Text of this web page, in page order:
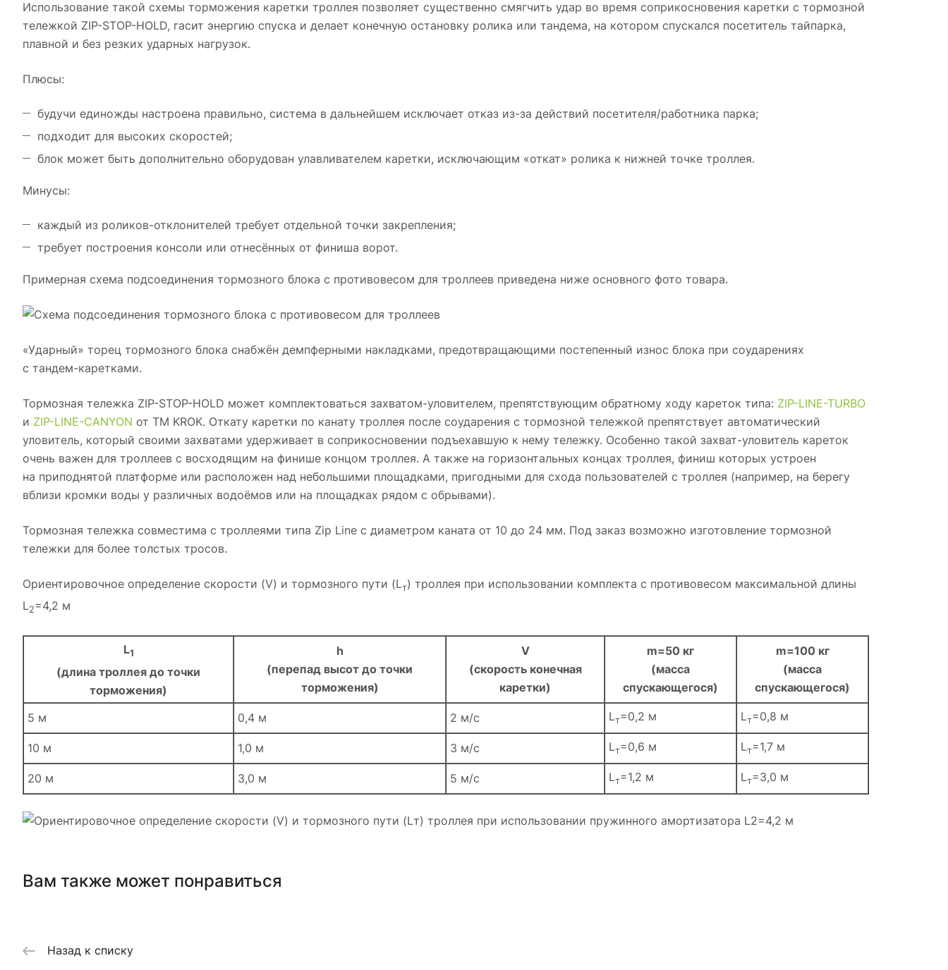
Использование такой схемы торможения каретки троллея позволяет существенно смягчить удар во время соприкосновения каретки с тормозной
тележкой ZIP-STOP-HOLD, гасит энергию спуска и делает конечную остановку ролика или тандема, на котором спускался посетитель тайпарка,
плавной и без резких ударных нагрузок.
Плюсы:
будучи единожды настроена правильно, система в дальнейшем исключает отказ из-за действий посетителя/работника парка;
подходит для высоких скоростей;
блок может быть дополнительно оборудован улавливателем каретки, исключающим «откат» ролика к нижней точке троллея.
Минусы:
каждый из роликов-отклонителей требует отдельной точки закрепления;
требует построения консоли или отнесённых от финиша ворот.
Примерная схема подсоединения тормозного блока с противовесом для троллеев приведена ниже основного фото товара.
«Ударный» торец тормозного блока снабжён демпферными накладками, предотвращающими постепенный износ блока при соударениях
с тандем-каретками.
Тормозная тележка ZIP-STOP-HOLD может комплектоваться захватом-уловителем, препятствующим обратному ходу кареток типа: ZIP-LINE-TURBO
и ZIP-LINE-CANYON от TM KROK. Откату каретки по канату троллея после соударения с тормозной тележкой препятствует автоматический
уловитель, который своими захватами удерживает в соприкосновении подъехавшую к нему тележку. Особенно такой захват-уловитель кареток
очень важен для троллеев с восходящим на финише концом троллея. А также на горизонтальных концах троллея, финиш которых устроен
на приподнятой платформе или расположен над небольшими площадками, пригодными для схода пользователей с троллея (например, на берегу
вблизи кромки воды у различных водоёмов или на площадках рядом с обрывами).
Тормозная тележка совместима с троллеями типа Zip Line с диаметром каната от 10 до 24 мм. Под заказ возможно изготовление тормозной
тележки для более толстых тросов.
Ориентировочное определение скорости (V) и тормозного пути (Lт) троллея при использовании комплекта с противовесом максимальной длины
L2=4,2 м
L1
(длина троллея до точки
торможения)
h
(перепад высот до точки
торможения)
V
(скорость конечная
каретки)
m=50 кг
(масса
спускающегося)
m=100 кг
(масса
спускающегося)
5 м 0,4 м 2 м/с Lт=0,2 м Lт=0,8 м
10 м 1,0 м 3 м/с Lт=0,6 м Lт=1,7 м
20 м 3,0 м 5 м/с Lт=1,2 м Lт=3,0 м
Вам также может понравиться
Назад к списку